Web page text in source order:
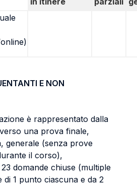
E NON
è rappresentato dalla
una prova finale,
generale (senza prove
il corso),
domande chiuse (multiple
di 1 punto ciascuna e da 2